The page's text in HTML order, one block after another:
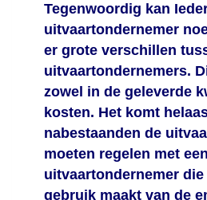
Tegenwoordig kan
uitvaartondernemer
er grote verschillen
uitvaartondernemers.
zowel in de geleverde
kosten. Het komt
nabestaanden de
moeten regelen met een
uitvaartondernemer
gebruik maakt van de